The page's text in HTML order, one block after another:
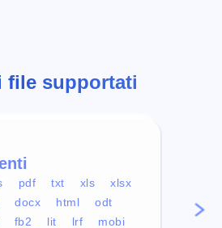
file supportati
pdf txt xls
xlsx
docx html
odt
fb2 lit lrf
mobi
mp4